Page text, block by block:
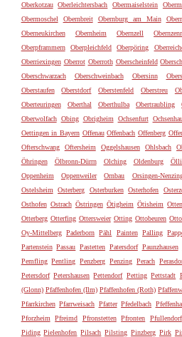
Oberkotzau
Oberleichtersbach Obermaiselstein
Obermoschel
Obernbreit Obernburg am Main
Oberneukirchen
Obernheim Obernzell
Oberpframmern
Oberpleichfeld Oberpöring
Oberriexingen Oberrot Oberroth Oberscheinfeld
Oberschwarzach
Oberschweinbach Obersinn
Oberstaufen
Oberstdorf Oberstenfeld Oberstreu
Oberteuringen
Oberthal Oberthulba Obertraubling
Oberwolfach Obing Obrigheim Ochsenfurt
Oettingen in Bayern Offenau Offenbach Offenberg
Ofterschwang
Oftersheim Oggelshausen Ohlsbach
Öhringen
Ölbronn-Dürrn Olching Oldenburg
Oppenheim
Oppenweiler Ornbau Orsingen-
Ostelsheim
Osterberg Osterburken Osterhofen
Osthofen Ostrach Östringen Ötigheim Ötisheim
Otterberg Otterfing Ottersweier Otting Ottobeuren
Oy-Mittelberg Paderborn Pähl Painten Palling
Partenstein Passau Pastetten Patersdorf Paunzhausen
Pemfling Pentling Penzberg Penzing Perach
Petersdorf Petershausen Pettendorf Petting Pettstadt
(Glonn) Pfaffenhofen (Ilm) Pfaffenhofen (Roth)
Pfarrkirchen Pfarrweisach Pfatter Pfedelbach
Pforzheim
Pfreimd Pfronstetten Pfronten Pfullendorf
Piding Pielenhofen Pilsach Pilsting Pinzberg Pirk